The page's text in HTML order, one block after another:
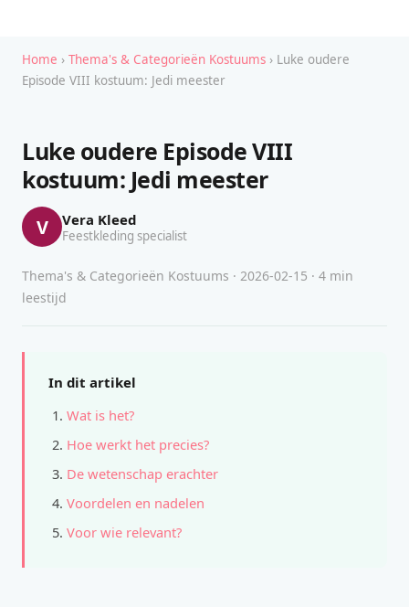
Home › Thema's & Categorieën Kostuums › Luke oudere
Episode VIII kostuum: Jedi meester
Luke oudere Episode VIII
kostuum: Jedi meester
V Vera Kleed
Feestkleding specialist
Thema's & Categorieën Kostuums · 2026-02-15 · 4 min
leestijd
In dit artikel
Wat is het?
Hoe werkt het precies?
De wetenschap erachter
Voordelen en nadelen
Voor wie relevant?